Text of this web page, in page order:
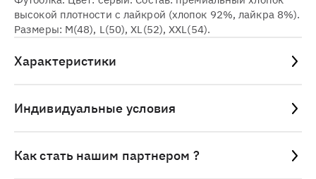
высокой плотности с лайкрой (хлопок 92%, лайкра 8%).
Размеры: M(48), L(50), XL(52), XXL(54).
Характеристики
Индивидуальные условия
Как стать нашим партнером ?